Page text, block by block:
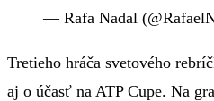
— Rafa Nadal
Tretieho hráča svetového
aj o účasť na ATP Cupe. Na